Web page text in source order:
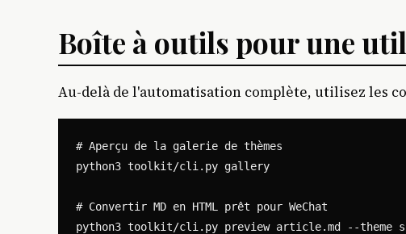
Boîte à outils pour une
Au-delà de l'automatisation complète, utilisez les
# Aperçu de la galerie de thèmes
python3 toolkit/cli.py gallery
# Convertir MD en HTML prêt pour WeChat
python3 toolkit/cli.py preview article.md --theme